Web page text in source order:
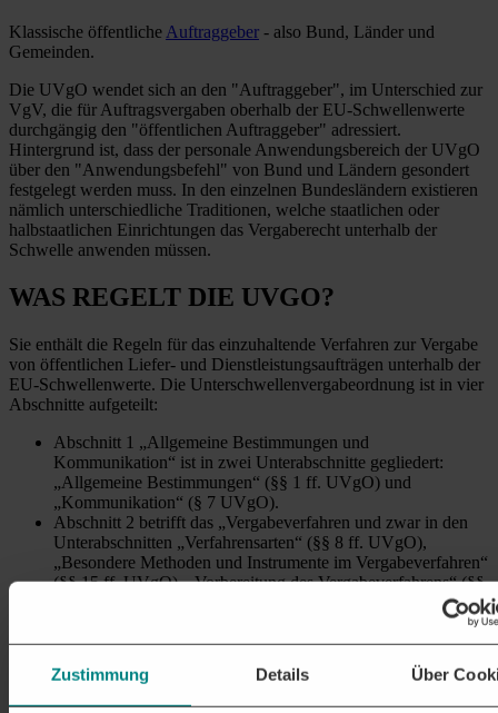
Zustimmung Details Über
Klassische öffentliche Auftraggeber - also Bund, Länder und
Gemeinden.
Die UVgO wendet sich an den "Auftraggeber", im Unterschied zur
VgV, die für Auftragsvergaben oberhalb der EU-Schwellenwerte
durchgängig den "öffentlichen Auftraggeber" adressiert.
Hintergrund ist, dass der personale Anwendungsbereich der UVgO
über den "Anwendungsbefehl" von Bund und Ländern gesondert
festgelegt werden muss. In den einzelnen Bundesländern existieren
nämlich unterschiedliche Traditionen, welche staatlichen oder
halbstaatlichen Einrichtungen das Vergaberecht unterhalb der
Schwelle anwenden müssen.
WAS REGELT DIE UVGO?
Sie enthält die Regeln für das einzuhaltende Verfahren zur Vergabe
von öffentlichen Liefer- und Dienstleistungsaufträgen unterhalb der
EU-Schwellenwerte. Die Unterschwellenvergabeordnung ist in vier
Abschnitte aufgeteilt:
Abschnitt 1 „Allgemeine Bestimmungen und
Kommunikation“ ist in zwei Unterabschnitte gegliedert:
„Allgemeine Bestimmungen“ (§§ 1 ff. UVgO) und
„Kommunikation“ (§ 7 UVgO).
Abschnitt 2 betrifft das „Vergabeverfahren und zwar in den
Unterabschnitten „Verfahrensarten“ (§§ 8 ff. UVgO),
„Besondere Methoden und Instrumente im Vergabeverfahren“
(§§ 15 ff. UVgO), „Vorbereitung des Vergabeverfahrens“ (§§
20 ff. UVgO), „Veröffentlichungen; Transparenz“ (§§ 27 ff.
UVgO), „Anforderungen an Unternehmen; Eignung“ (§§ 31
ff. UVgO), „Einreichung, Form und Umgang mit
Teilnahmeanträgen und Angeboten“ (§§ 37 ff. UVgO) sowie
„Prüfung und Wertung der Teilnahmeanträge und Angebote;
Zuschlag“ (§§ 41 ff.).